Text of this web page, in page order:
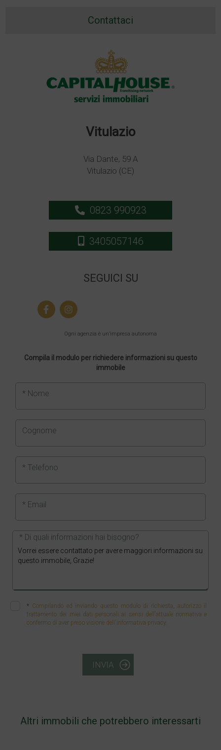
Contattaci
Vitulazio
Via Dante, 59 A
Vitulazio (CE)
0823 990923
3405057146
SEGUICI SU
Ogni agenzia è un’impresa autonoma
Compila il modulo per richiedere informazioni su questo
immobile
* Nome
Cognome
* Telefono
* Email
* Di quali informazioni hai bisogno?
* Compilando ed inviando questo modulo di richiesta, autorizzo il
trattamento dei miei dati personali ai sensi dell'attuale normativa e
confermo di aver preso visione dell'informativa privacy.
INVIA
Altri immobili che potrebbero interessarti